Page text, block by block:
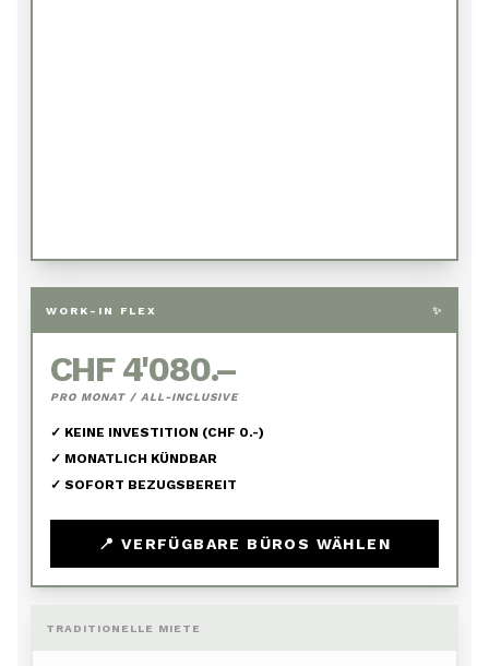
WORK-IN FLEX ✨
CHF 4'080.–
PRO MONAT / ALL-INCLUSIVE
✓ KEINE INVESTITION (CHF 0.-)
✓ MONATLICH KÜNDBAR
✓ SOFORT BEZUGSBEREIT
📍 VERFÜGBARE BÜROS WÄHLEN
TRADITIONELLE MIETE